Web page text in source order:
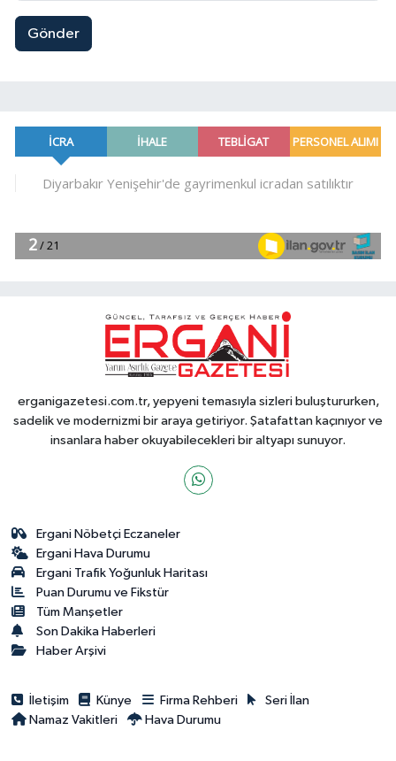
Gönder
erganigazetesi.com.tr, yepyeni temasıyla sizleri buluştururken,
sadelik ve modernizmi bir araya getiriyor. Şatafattan kaçınıyor ve
insanlara haber okuyabilecekleri bir altyapı sunuyor.
Ergani Nöbetçi Eczaneler
Ergani Hava Durumu
Ergani Trafik Yoğunluk Haritası
Puan Durumu ve Fikstür
Tüm Manşetler
Son Dakika Haberleri
Haber Arşivi
İletişim Künye Firma Rehberi
Seri İlan
Namaz Vakitleri
Hava Durumu